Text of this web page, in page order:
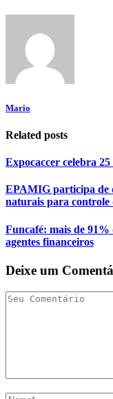
Mario
Related posts
Expocaccer celebra
EPAMIG participa de
naturais para controle
Funcafé: mais de 91%
agentes financeiros
Deixe um